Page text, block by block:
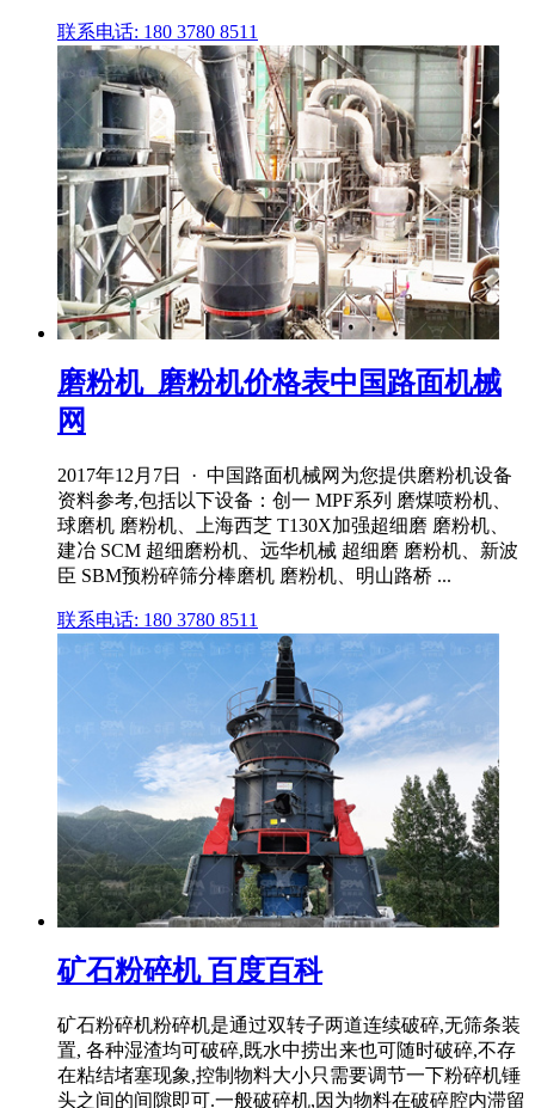
联系电话: 180 3780 8511
磨粉机_磨粉机价格表中国路面机械
网
2017年12月7日 · 中国路面机械网为您提供磨粉机设备
资料参考,包括以下设备：创一 MPF系列 磨煤喷粉机、
球磨机 磨粉机、上海西芝 T130X加强超细磨 磨粉机、
建冶 SCM 超细磨粉机、远华机械 超细磨 磨粉机、新波
臣 SBM预粉碎筛分棒磨机 磨粉机、明山路桥 ...
联系电话: 180 3780 8511
矿石粉碎机 百度百科
矿石粉碎机粉碎机是通过双转子两道连续破碎,无筛条装
置, 各种湿渣均可破碎,既水中捞出来也可随时破碎,不存
在粘结堵塞现象,控制物料大小只需要调节一下粉碎机锤
头之间的间隙即可.一般破碎机,因为物料在破碎腔内滞留